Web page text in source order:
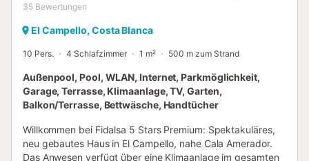
35 Bewertungen
El Campello, Costa Blanca
10 Pers. 4 Schlafzimmer 1 m² 500 m zum Strand
Außenpool, Pool, WLAN, Internet, Parkmöglichkeit,
Garage, Terrasse, Klimaanlage, TV, Garten,
Balkon/Terrasse, Bettwäsche, Handtücher
Willkommen bei Fidalsa 5 Stars Premium: Spektakuläres,
neu gebautes Haus in El Campello, nahe Cala Amerador.
Das Anwesen verfügt über eine Klimaanlage im gesamten